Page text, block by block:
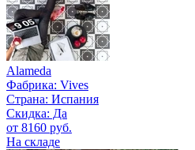
Alameda
Фабрика: Vives
Страна: Испания
Скидка: Да
от 8160 руб.
На складе